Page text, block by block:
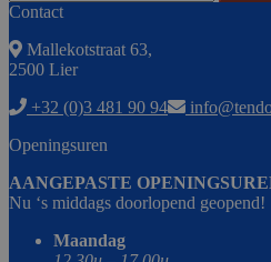
Contact
Mallekotstraat 63,
2500 Lier
+32 (0)3 481 90 94
Openingsuren
AANGEPASTE
Nu ‘s middags doorlopend geopend!
Maandag